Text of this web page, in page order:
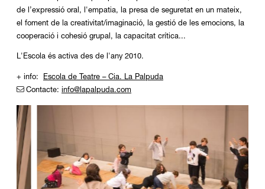
de l’expressió oral, l'empatia, la presa de seguretat en un mateix,
el foment de la creativitat/imaginació, la gestió de les emocions, la
cooperació i cohesió grupal, la capacitat crítica...
L'Escola és activa des de l'any 2010.
+ info: Escola de Teatre – Cia. La Palpuda
Contacte: info@lapalpuda.com